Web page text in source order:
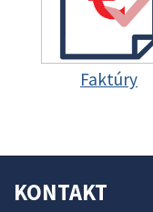
Faktúry
KONTAKT